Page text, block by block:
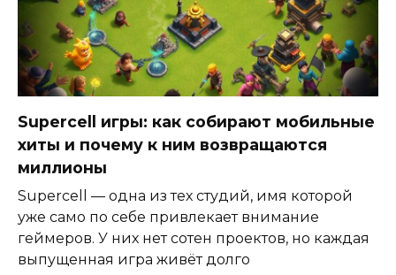
Supercell игры: как собирают мобильные
хиты и почему к ним возвращаются
миллионы
Supercell — одна из тех студий, имя которой
уже само по себе привлекает внимание
геймеров. У них нет сотен проектов, но каждая
выпущенная игра живёт долго